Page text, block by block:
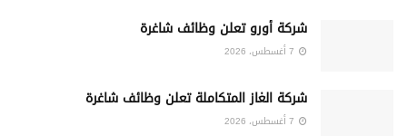
شركة أورو تعلن وظائف شاغرة
شركة الغاز المتكاملة تعلن وظائف شاغرة